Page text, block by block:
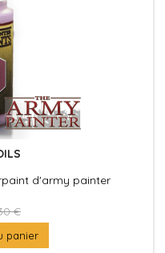
d'army painter
€
panier